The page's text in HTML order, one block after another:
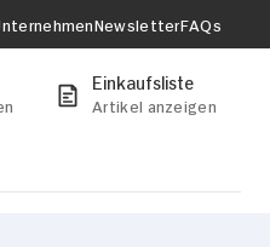
NewsletterFAQs
Einkaufsliste
Artikel anzeigen